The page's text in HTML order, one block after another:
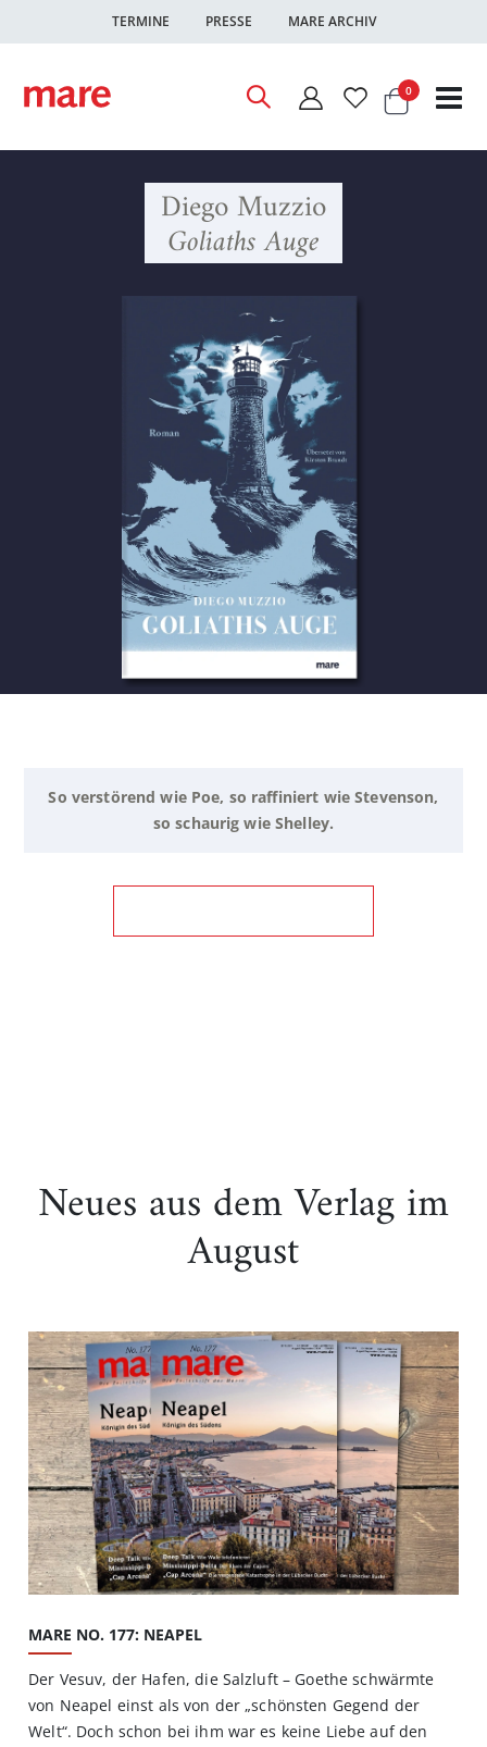
TERMINE PRESSE MARE ARCHIV
Warenkorb
0Artikel
Diego Muzzio
Goliaths Auge
So verstörend wie Poe, so raffiniert wie Stevenson,
so schaurig wie Shelley.
Neues aus dem Verlag im
August
MARE NO. 177: NEAPEL
Der Vesuv, der Hafen, die Salzluft – Goethe schwärmte
von Neapel einst als von der „schönsten Gegend der
Welt“. Doch schon bei ihm war es keine Liebe auf den